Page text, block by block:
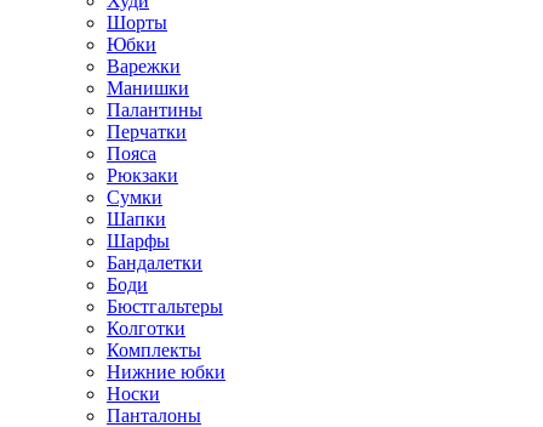
Шорты
Юбки
Варежки
Манишки
Палантины
Перчатки
Пояса
Рюкзаки
Сумки
Шапки
Шарфы
Бандалетки
Боди
Бюстгальтеры
Колготки
Комплекты
Нижние юбки
Носки
Панталоны